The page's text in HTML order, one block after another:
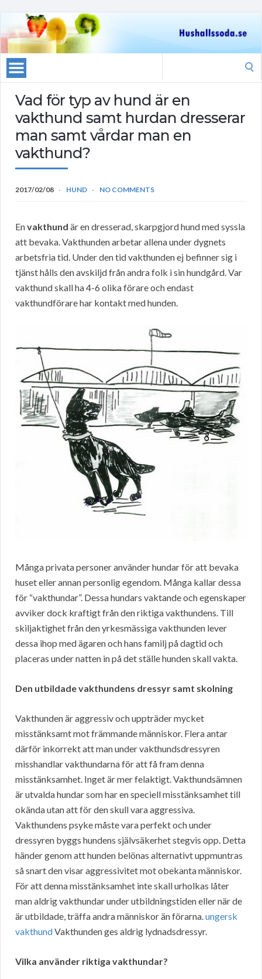
Vad för typ av hund är en
vakthund samt hurdan dresserar
man samt vårdar man en
vakthund?
2017/02/08 HUND NO COMMENTS
Envakthund är en dresserad, skarpgjord hund med syssla
att bevaka. Vakthunden arbetar allena under dygnets
arbetsfria tid. Under den tid vakthunden ej befinner sig i
tjänst hålls den avskiljd från andra folk i sin hundgård. Var
vakthund skall ha 4-6 olika förare och endast
vakthundförare har kontakt med hunden.
Många privata personer använder hundar för att bevaka
huset eller annan personlig egendom. Många kallar dessa
för “vakthundar”. Dessa hundars vaktande och egenskaper
avviker dock kraftigt från den riktiga vakthundens. Till
skiljaktighet från den yrkesmässiga vakthunden lever
dessa ihop med ägaren och hans familj på dagtid och
placeras under natten in på det ställe hunden skall vakta.
Den utbildade vakthundens dressyr samt skolning
Vakthunden är aggressiv och uppträder mycket
misstänksamt mot främmande människor. Flera antar
därför inkorrekt att man under vakthundsdressyren
misshandlar vakthundarna för att få fram denna
misstänksamhet. Inget är mer felaktigt. Vakthundsämnen
är utvalda hundar som har en speciell misstänksamhet till
okända utan att för den skull vara aggressiva.
Vakthundens psyke måste vara perfekt och under
dressyren byggs hundens självsäkerhet stegvis opp. Detta
händer genom att hunden belönas alternativt uppmuntras
så snart den visar aggressivitet mot obekanta människor.
För att denna misstänksamhet inte skall urholkas låter
man aldrig vakthundar under utbildningstiden eller när de
är utbildade, träffa andra människor än förarna.ungersk
vakthundVakthunden ges aldrig lydnadsdressyr.
Vilka använder riktiga vakthundar?